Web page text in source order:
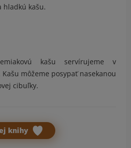
hladkú kašu.
kašu servírujeme v
môžeme posypať nasekanou
cibuľky.
knihy